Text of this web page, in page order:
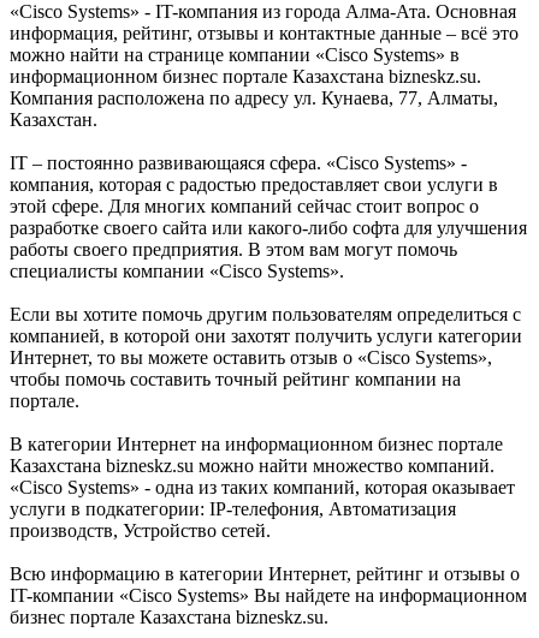
«Cisco Systems» - IT-компания из города Алма-Ата. Основная
информация, рейтинг, отзывы и контактные данные – всё это
можно найти на странице компании «Cisco Systems» в
информационном бизнес портале Казахстана bizneskz.su.
Компания расположена по адресу ул. Кунаева, 77, Алматы,
Казахстан.
IT – постоянно развивающаяся сфера. «Cisco Systems» -
компания, которая с радостью предоставляет свои услуги в
этой сфере. Для многих компаний сейчас стоит вопрос о
разработке своего сайта или какого-либо софта для улучшения
работы своего предприятия. В этом вам могут помочь
специалисты компании «Cisco Systems».
Если вы хотите помочь другим пользователям определиться с
компанией, в которой они захотят получить услуги категории
Интернет, то вы можете оставить отзыв о «Cisco Systems»,
чтобы помочь составить точный рейтинг компании на
портале.
В категории Интернет на информационном бизнес портале
Казахстана bizneskz.su можно найти множество компаний.
«Cisco Systems» - одна из таких компаний, которая оказывает
услуги в подкатегории: IP-телефония, Автоматизация
производств, Устройство сетей.
Всю информацию в категории Интернет, рейтинг и отзывы о
IT-компании «Cisco Systems» Вы найдете на информационном
бизнес портале Казахстана bizneskz.su.